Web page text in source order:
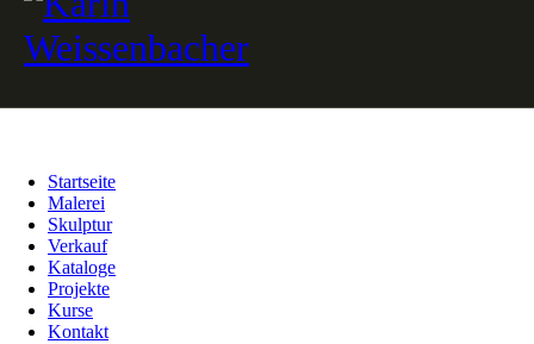
Startseite
Malerei
Skulptur
Verkauf
Kataloge
Projekte
Kurse
Kontakt